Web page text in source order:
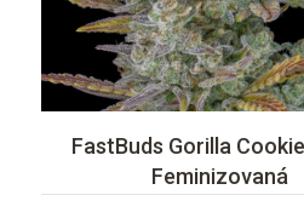
FastBuds Gorilla
Feminizovaná